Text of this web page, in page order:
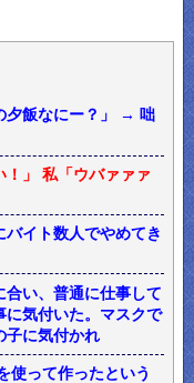
夕飯なにー？」 → 咄
！」 私「ウバァァァ
イト数人でやめてき
合い、普通に仕事して
に気付いた。マスクで
子に気付かれ
使って作ったという